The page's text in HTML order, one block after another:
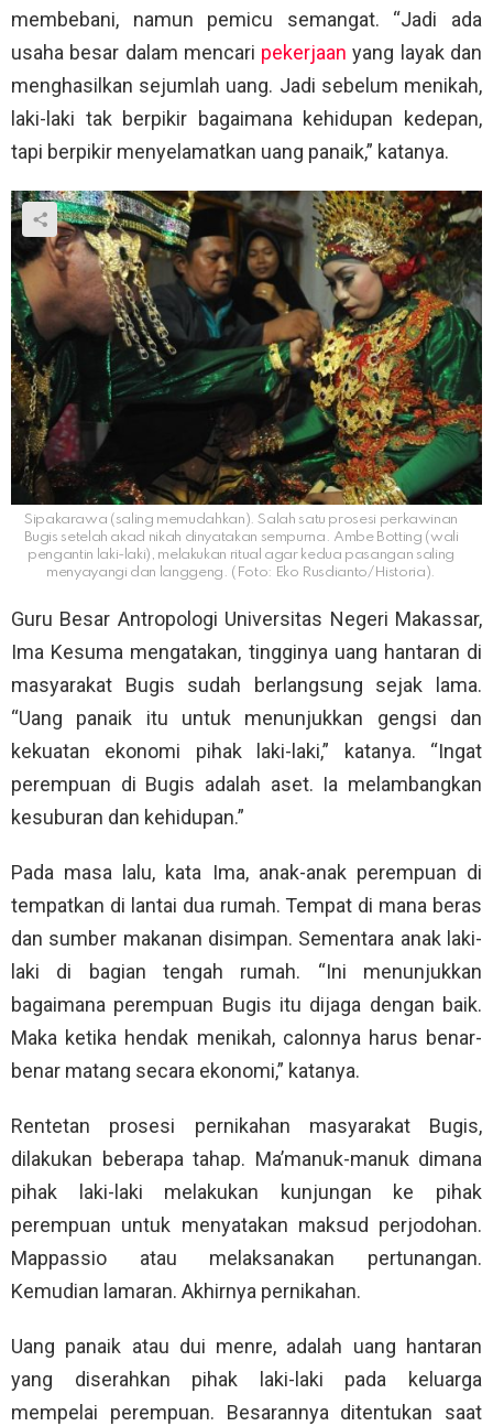
membebani, namun pemicu semangat. “Jadi ada
usaha besar dalam mencari pekerjaan yang layak dan
menghasilkan sejumlah uang. Jadi sebelum menikah,
laki-laki tak berpikir bagaimana kehidupan kedepan,
tapi berpikir menyelamatkan uang panaik,” katanya.
Sipakarawa (saling memudahkan). Salah satu prosesi perkawinan
Bugis setelah akad nikah dinyatakan sempurna. Ambe Botting (wali
pengantin laki-laki), melakukan ritual agar kedua pasangan saling
menyayangi dan langgeng. (Foto: Eko Rusdianto/Historia).
Guru Besar Antropologi Universitas Negeri Makassar,
Ima Kesuma mengatakan, tingginya uang hantaran di
masyarakat Bugis sudah berlangsung sejak lama.
“Uang panaik itu untuk menunjukkan gengsi dan
kekuatan ekonomi pihak laki-laki,” katanya. “Ingat
perempuan di Bugis adalah aset. Ia melambangkan
kesuburan dan kehidupan.”
Pada masa lalu, kata Ima, anak-anak perempuan di
tempatkan di lantai dua rumah. Tempat di mana beras
dan sumber makanan disimpan. Sementara anak laki-
laki di bagian tengah rumah. “Ini menunjukkan
bagaimana perempuan Bugis itu dijaga dengan baik.
Maka ketika hendak menikah, calonnya harus benar-
benar matang secara ekonomi,” katanya.
Rentetan prosesi pernikahan masyarakat Bugis,
dilakukan beberapa tahap. Ma’manuk-manuk dimana
pihak laki-laki melakukan kunjungan ke pihak
perempuan untuk menyatakan maksud perjodohan.
Mappassio atau melaksanakan pertunangan.
Kemudian lamaran. Akhirnya pernikahan.
Uang panaik atau dui menre, adalah uang hantaran
yang diserahkan pihak laki-laki pada keluarga
mempelai perempuan. Besarannya ditentukan saat